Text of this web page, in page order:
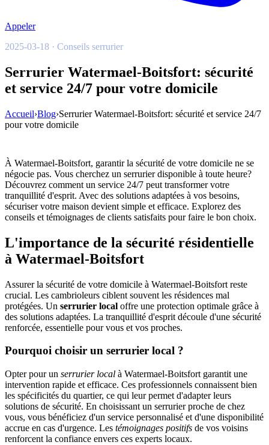
Appeler
2025-03-18 · Conseils serrurier
Serrurier Watermael-Boitsfort: sécurité
et service 24/7 pour votre domicile
Accueil›Blog›Serrurier Watermael-Boitsfort: sécurité et service 24/7
pour votre domicile
À Watermael-Boitsfort, garantir la sécurité de votre domicile ne se
négocie pas. Vous cherchez un serrurier disponible à toute heure?
Découvrez comment un service 24/7 peut transformer votre
tranquillité d'esprit. Avec des solutions adaptées à vos besoins,
sécuriser votre maison devient simple et efficace. Explorez des
conseils et témoignages de clients satisfaits pour faire le bon choix.
L'importance de la sécurité résidentielle
à Watermael-Boitsfort
Assurer la sécurité de votre domicile à Watermael-Boitsfort reste
crucial. Les cambrioleurs ciblent souvent les résidences mal
protégées. Un serrurier local offre une protection optimale grâce à
des solutions adaptées. La tranquillité d'esprit découle d'une sécurité
renforcée, essentielle pour vous et vos proches.
Pourquoi choisir un serrurier local ?
Opter pour un serrurier local à Watermael-Boitsfort garantit une
intervention rapide et efficace. Ces professionnels connaissent bien
les spécificités du quartier, ce qui leur permet d'adapter leurs
solutions de sécurité. En choisissant un serrurier proche de chez
vous, vous bénéficiez d'un service personnalisé et d'une disponibilité
accrue en cas d'urgence. Les témoignages positifs de vos voisins
renforcent la confiance envers ces experts locaux.